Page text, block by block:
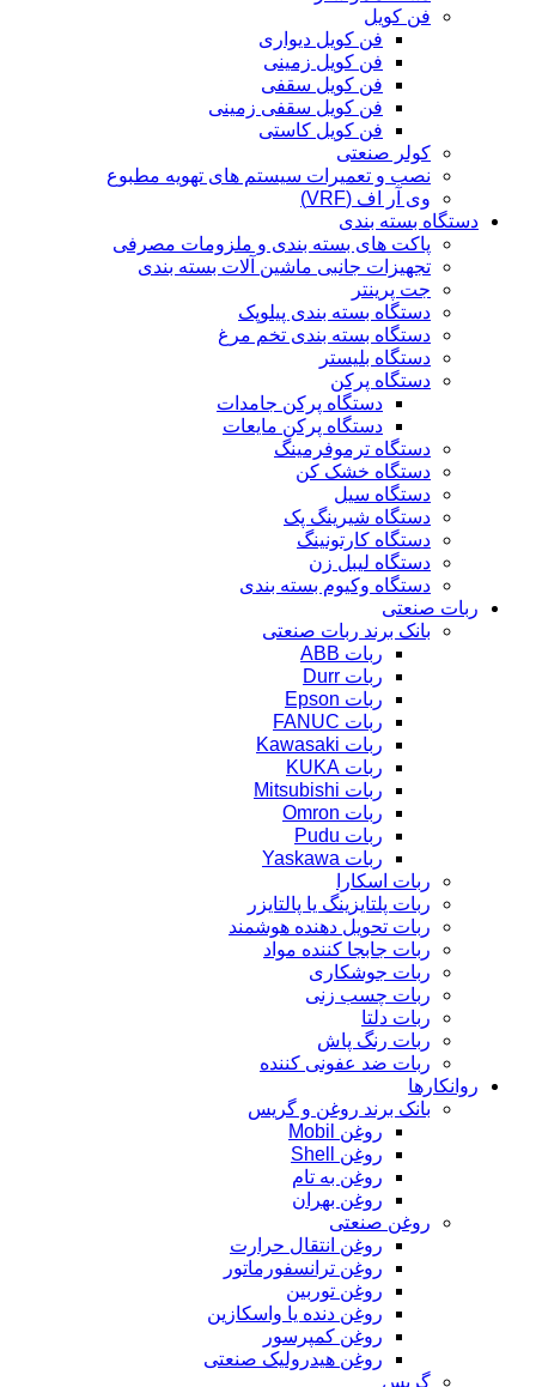
فن کویل
فن کویل دیواری
فن کویل زمینی
فن کویل سقفی
فن کویل سقفی زمینی
فن کویل کاستی
کولر صنعتی
نصب و تعمیرات سیستم های تهویه مطبوع
وی آر اف (VRF)
دستگاه بسته بندی
پاکت های بسته بندی و ملزومات مصرفی
تجهیزات جانبی ماشین آلات بسته بندی
جت پرینتر
دستگاه بسته بندی پیلوپک
دستگاه بسته بندی تخم مرغ
دستگاه بلیستر
دستگاه پرکن
دستگاه پرکن جامدات
دستگاه پرکن مایعات
دستگاه ترموفرمینگ
دستگاه خشک کن
دستگاه سیل
دستگاه شیرینگ پک
دستگاه کارتونینگ
دستگاه لیبل زن
دستگاه وکیوم بسته بندی
ربات صنعتی
بانک برند ربات صنعتی
ربات ABB
ربات Durr
ربات Epson
ربات FANUC
ربات Kawasaki
ربات KUKA
ربات Mitsubishi
ربات Omron
ربات Pudu
ربات Yaskawa
ربات اسکارا
ربات پلتایزینگ یا پالتایزر
ربات تحویل دهنده هوشمند
ربات جابجا کننده مواد
ربات جوشکاری
ربات چسب زنی
ربات دلتا
ربات رنگ پاش
ربات ضد عفونی کننده
روانکارها
بانک برند روغن و گریس
روغن Mobil
روغن Shell
روغن به تام
روغن بهران
روغن صنعتی
روغن انتقال حرارت
روغن ترانسفورماتور
روغن توربین
روغن دنده یا واسکازین
روغن کمپرسور
روغن هیدرولیک صنعتی
گریس